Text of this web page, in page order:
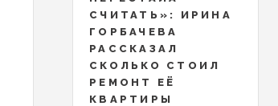
СЧИТАТЬ»: ИРИНА
ГОРБАЧЕВА
РАССКАЗАЛ
СКОЛЬКО СТОИЛ
РЕМОНТ ЕЁ
КВАРТИРЫ